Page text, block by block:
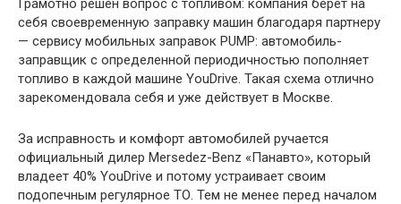
себя своевременную заправку машин благодаря партнеру
— сервису мобильных заправок PUMP: автомобиль-
заправщик с определенной периодичностью пополняет
топливо в каждой машине YouDrive. Такая схема отлично
зарекомендовала себя и уже действует в Москве.
За исправность и комфорт автомобилей ручается
официальный дилер Mersedez-Benz «Панавто», который
владеет 40% YouDrive и потому устраивает своим
подопечным регулярное ТО. Тем не менее перед началом